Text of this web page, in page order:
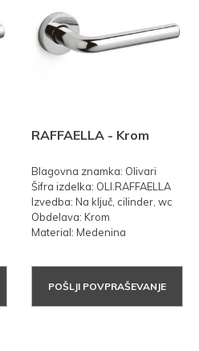
RAFFAELLA - Krom
Blagovna znamka: Olivari
Šifra izdelka: OLI.RAFFAELLA
Izvedba: Na ključ, cilinder, wc
Obdelava: Krom
Material: Medenina
POŠLJI POVPRAŠEVANJE